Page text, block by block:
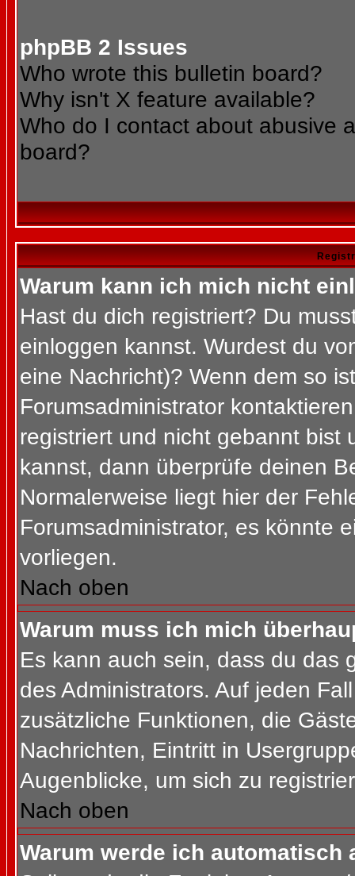
phpBB 2 Issues
Who wrote this bulletin board?
Why isn't X feature available?
Who do I contact about abusive
board?
Warum kann ich mich nicht
Hast du dich registriert? Du
einloggen kannst. Wurdest du
eine Nachricht)? Wenn dem so
Forumsadministrator
registriert und nicht gebannt bist
kannst, dann überprüfe deinen
Normalerweise liegt hier der
Forumsadministrator, es könnte
vorliegen.
Nach oben
Warum muss ich mich
Es kann auch sein, dass du das
des Administrators. Auf jeden
zusätzliche Funktionen, die
Nachrichten, Eintritt in
Augenblicke, um sich zu
Nach oben
Warum werde ich automatisch